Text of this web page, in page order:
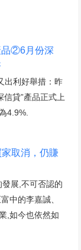
品②6月份深
出利好舉措：昨
貸”產品正式上
4.9%.
取消，仍賺
發展,不可否認的
中的李嘉誠、
,如今也依然如